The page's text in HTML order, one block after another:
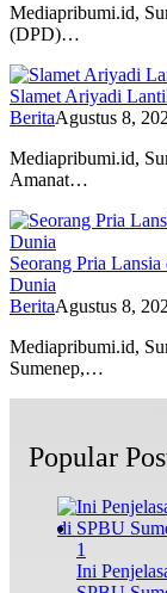
Mediapribumi.id,
(DPD)…
Slamet Ariyadi
BeritaAgustus 8,
Mediapribumi.id,
Amanat…
Seorang Pria
Dunia
BeritaAgustus 8,
Mediapribumi.id,
Sumenep,…
Popular
1
Ini